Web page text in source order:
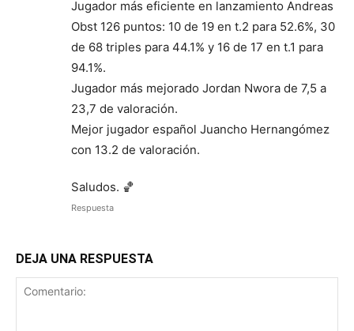
Jugador más eficiente en lanzamiento Andreas
Obst 126 puntos: 10 de 19 en t.2 para 52.6%, 30
de 68 triples para 44.1% y 16 de 17 en t.1 para
94.1%.
Jugador más mejorado Jordan Nwora de 7,5 a
23,7 de valoración.
Mejor jugador español Juancho Hernangómez
con 13.2 de valoración.
Saludos. 🏀
Respuesta
DEJA UNA RESPUESTA